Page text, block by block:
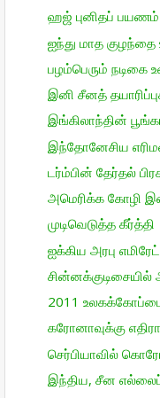
ஹஜ் புனிதப் பயணம்
ஐந்து மாத குழந்தை
பழம்பெரும் நடிகை
இனி சீனத்
இங்கிலாந்தின்
இந்தோனேசிய
டர்ம்பின் தேர்தல்
அமெரிக்க கோழி
முடிவெடுத்த கீர்த்தி
ஐக்கிய அரபு
சின்னக்குடிசையில்
2011
கரோனாவுக்கு
செர்பியாவில்
இந்திய, சீன